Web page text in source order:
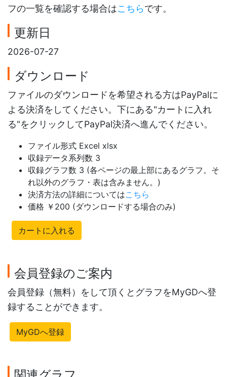
フの一覧を確認する場合はこちらです。
更新日
2026-07-27
ダウンロード
ファイルのダウンロードを希望される方はPayPalに
よる決済をしてください。下にある"カートに入れ
る"をクリックしてPayPal決済へ進んでください。
ファイル形式 Excel xlsx
収録データ系列数 3
収録グラフ数 3 (各ページの最上部にあるグラフ。そ
れ以外のグラフ・表は含みません。)
決済方法の詳細についてはこちら
価格 ￥200 (ダウンロードする場合のみ)
カートに入れる
会員登録のご案内
会員登録（無料）をして頂くとグラフをMyGDへ登
録することができます。
MyGDへ登録